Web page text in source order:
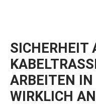
SICHERHEIT
ARBEITEN IN
WIRKLICH